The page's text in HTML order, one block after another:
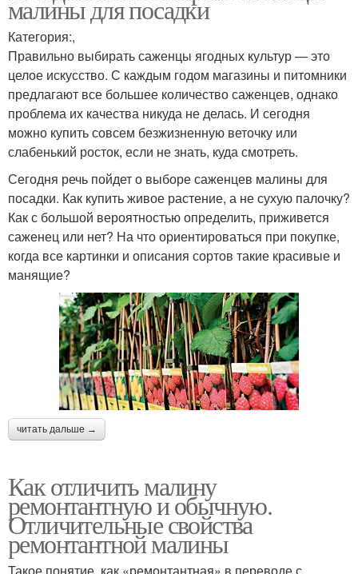
малины для посадки
Категория:,
Правильно выбирать саженцы ягодных культур — это
целое искусство. С каждым годом магазины и питомники
предлагают все большее количество саженцев, однако
проблема их качества никуда не делась. И сегодня
можно купить совсем безжизненную веточку или
слабенький росток, если не знать, куда смотреть.
Сегодня речь пойдет о выборе саженцев малины для
посадки. Как купить живое растение, а не сухую палочку?
Как с большой вероятностью определить, приживется
саженец или нет? На что ориентироваться при покупке,
когда все картинки и описания сортов такие красивые и
манящие?
читать дальше →
Как отличить малину
ремонтантную и обычную.
Отличительные свойства
ремонтантной малины